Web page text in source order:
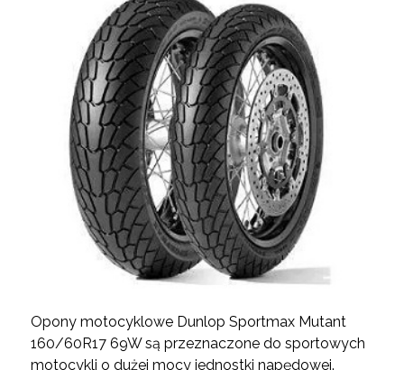
Opony motocyklowe Dunlop Sportmax Mutant
160/60R17 69W są przeznaczone do sportowych
motocykli o dużej mocy jednostki napędowej.